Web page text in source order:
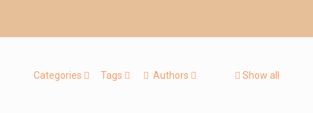
Categories Tags Authors Show all